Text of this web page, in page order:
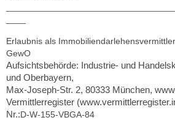
Erlaubnis als
GewO
Aufsichtsbehörde: Industrie- und
und Oberbayern,
Max-Joseph-Str. 2, 80333 München,
Vermittlerregister
Nr.:D-W-155-VBGA-84